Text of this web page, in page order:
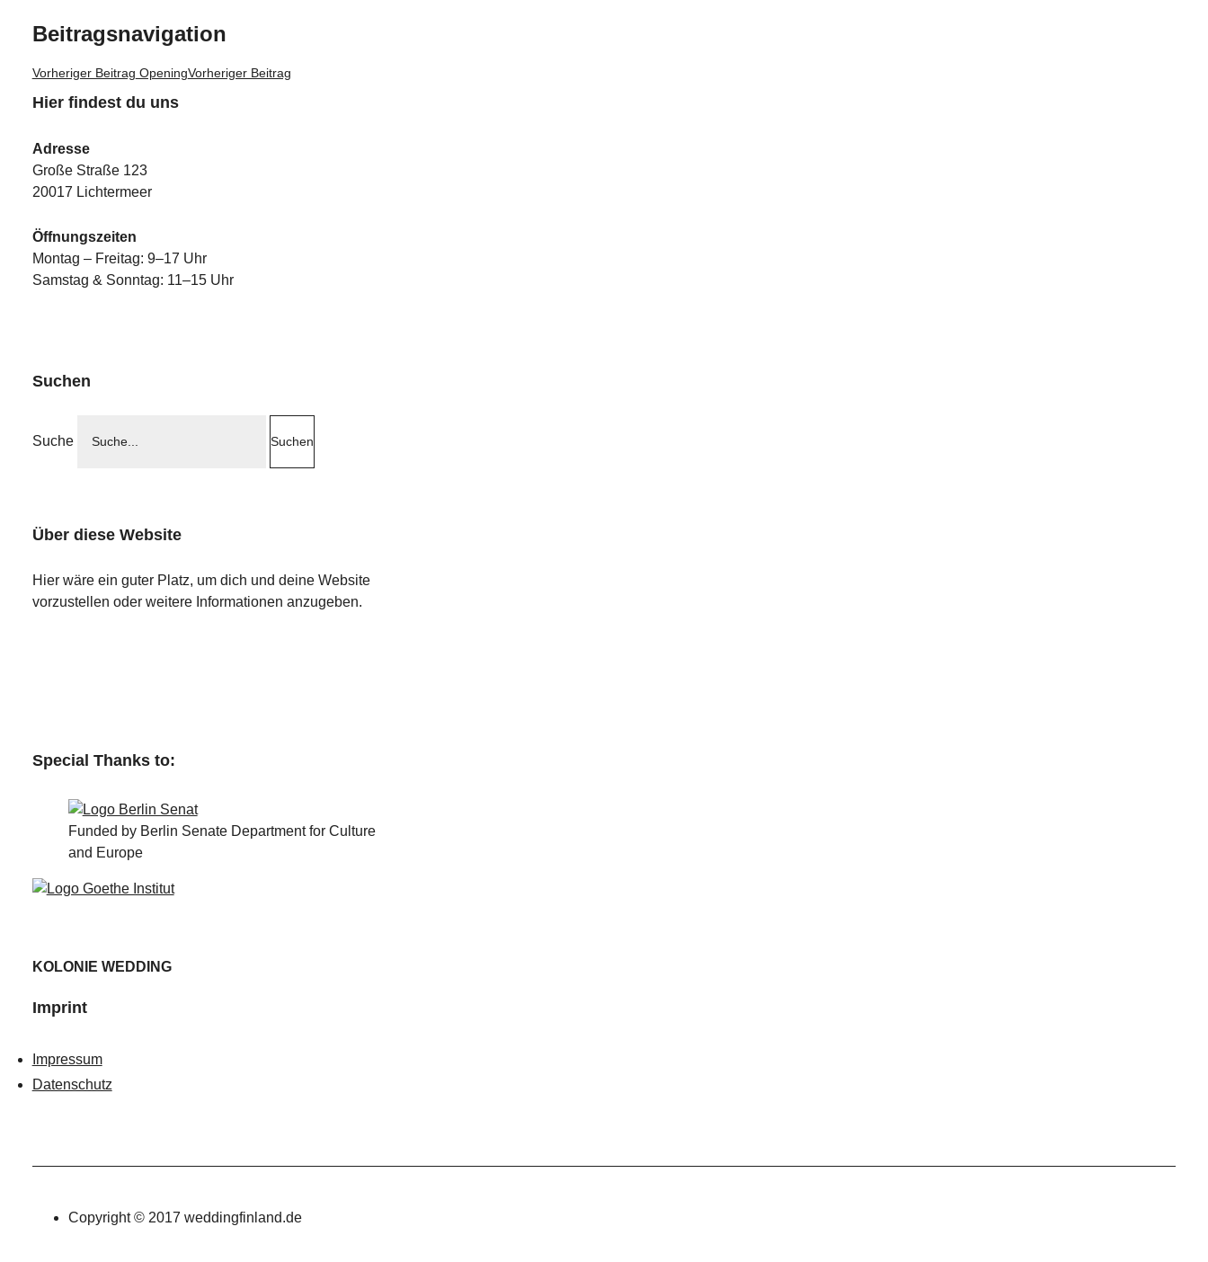
Beitragsnavigation
Vorheriger Beitrag OpeningVorheriger Beitrag
Hier findest du uns
Adresse
Große Straße 123
20017 Lichtermeer
Öffnungszeiten
Montag – Freitag: 9–17 Uhr
Samstag & Sonntag: 11–15 Uhr
Suchen
Suche
Über diese Website
Hier wäre ein guter Platz, um dich und deine Website
vorzustellen oder weitere Informationen anzugeben.
Special Thanks to:
Funded by Berlin Senate Department for Culture
and Europe
KOLONIE WEDDING
Imprint
Impressum
Datenschutz
Copyright © 2017 weddingfinland.de